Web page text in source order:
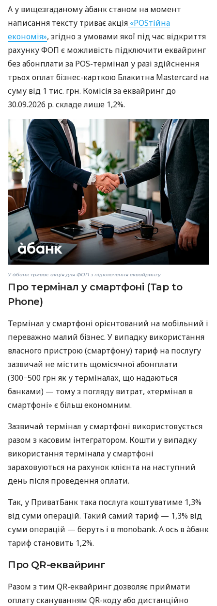
А у вищезгаданому àбанк станом на момент
написання тексту триває акція «POSтійна
економія», згідно з умовами якої під час відкриття
рахунку ФОП є можливість підключити еквайринг
без абонплати за POS-термінал у разі здійснення
трьох оплат бізнес-карткою Блакитна Mastercard на
суму від 1 тис. грн. Комісія за еквайринг до
30.09.2026 р. складе лише 1,2%.
У àбанк триває акція для ФОП з підключення еквайрингу
Про термінал у смартфоні (Tap to
Phone)
Термінал у смартфоні орієнтований на мобільний і
переважно малий бізнес. У випадку використання
власного пристрою (смартфону) тариф на послугу
зазвичай не містить щомісячної абонплати
(300−500 грн як у терміналах, що надаються
банками) — тому з погляду витрат, «термінал в
смартфоні» є більш економним.
Зазвичай термінал у смартфоні використовується
разом з касовим інтегратором. Кошти у випадку
використання термінала у смартфоні
зараховуються на рахунок клієнта на наступний
день після проведення оплати.
Так, у ПриватБанк така послуга коштуватиме 1,3%
від суми операцій. Такий самий тариф — 1,3% від
суми операцій — беруть і в monobank. А ось в àбанк
тариф становить 1,2%.
Про QR-еквайринг
Разом з тим QR-еквайринг дозволяє приймати
оплату скануванням QR-коду або дистанційно